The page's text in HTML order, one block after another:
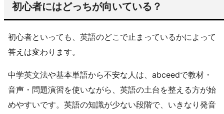
初心者にはどっちが向いている？
初心者といっても、英語のどこで止まっているかによって
答えは変わります。
中学英文法や基本単語から不安な人は、abceedで教材・
音声・問題演習を使いながら、英語の土台を整える方が始
めやすいです。英語の知識が少ない段階で、いきなり発音